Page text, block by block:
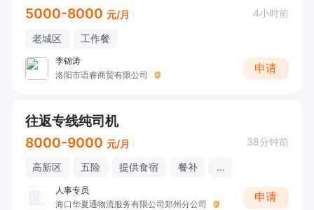
5000-8000 元/月 4小时前
老城区 工作餐
李锦涛
洛阳市语睿商贸有限公司
申请
往返专线纯司机
8000-9000 元/月 38分钟前
高新区 五险 提供食宿 餐补 ...
人事专员
海口华夏通物流服务有限公司郑州分公司
申请